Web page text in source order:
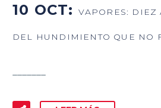
10 OCT: VAPORES: DIEZ
DEL HUNDIMIENTO QUE NO